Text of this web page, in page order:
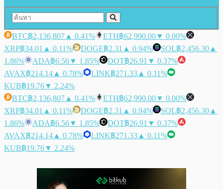
BTC฿2,136,807 ▲ 0.41% ETH฿62,990.00▼ 0.00%
XRP฿34.01 ▲ 0.11% DOGE฿2.31 ▲ 0.94% SOL฿2,456.30 ▲
1.86%
ADA฿6.56▼ 1.85% DOT฿26.91 ▼ 0.37%
AVAX฿214.14 ▲ 0.78% LINK฿271.33 ▲ 0.11%
KUB฿19.76▼ 2.24%
BTC฿2,136,807 ▲ 0.41% ETH฿62,990.00▼ 0.00%
XRP฿34.01 ▲ 0.11% DOGE฿2.31 ▲ 0.94% SOL฿2,456.30 ▲
1.86%
ADA฿6.56▼ 1.85% DOT฿26.91 ▼ 0.37%
AVAX฿214.14 ▲ 0.78% LINK฿271.33 ▲ 0.11%
KUB฿19.76▼ 2.24%